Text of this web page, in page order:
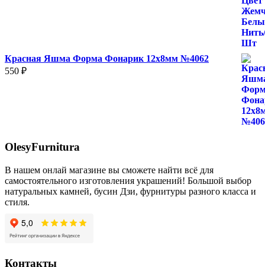
Красная Яшма Форма Фонарик 12x8мм №4062
550 ₽
OlesyFurnitura
В нашем онлай магазине вы сможете найти всё для
самостоятельного изготовления украшений! Большой выбор
натуральных камней, бусин Дзи, фурнитуры разного класса и
стиля.
Контакты